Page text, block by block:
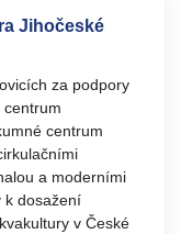
Jihočeské
za podpory
centrum
centrum
a moderními
k dosažení
v České